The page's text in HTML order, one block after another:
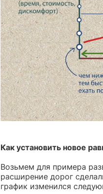
Как установить новое
Возьмем для примера
расширение дорог
график изменился